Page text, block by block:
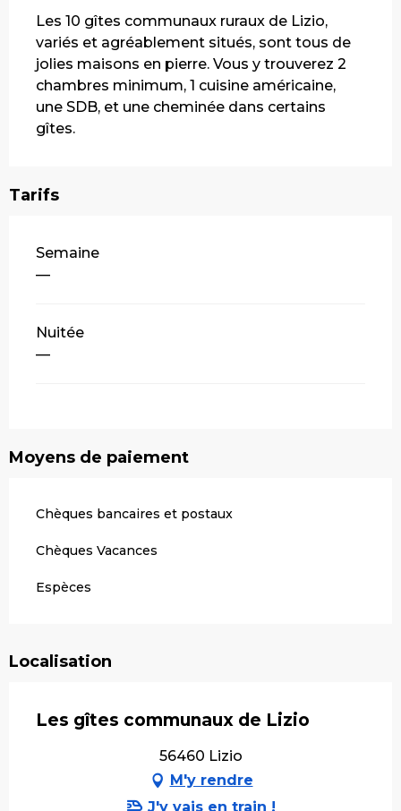
Les 10 gîtes communaux ruraux de Lizio,
variés et agréablement situés, sont tous de
jolies maisons en pierre. Vous y trouverez 2
chambres minimum, 1 cuisine américaine,
une SDB, et une cheminée dans certains
gîtes.
Tarifs
Tarifs 2026
Semaine
—
Nuitée
—
Moyens de paiement
Chèques bancaires et postaux
Chèques Vacances
Espèces
Localisation
Les gîtes communaux de Lizio
56460 Lizio
M'y rendre
J'y vais en train !